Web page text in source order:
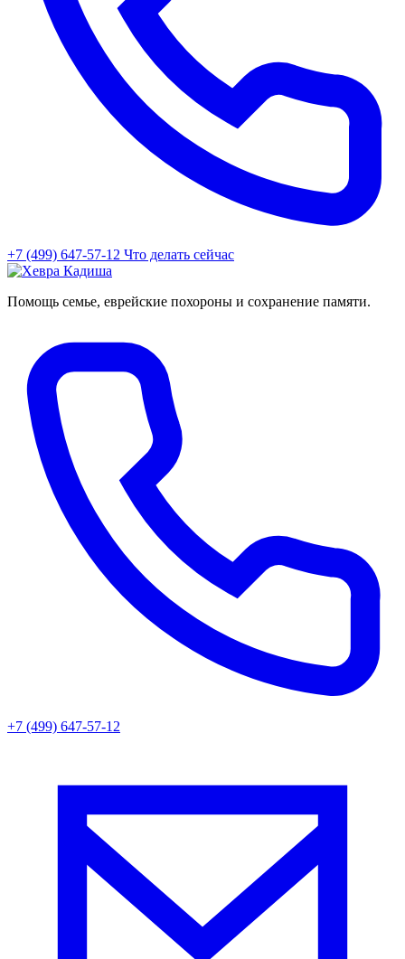
+7 (499) 647-57-12 Что делать сейчас
Помощь семье, еврейские похороны и сохранение памяти.
+7 (499) 647-57-12